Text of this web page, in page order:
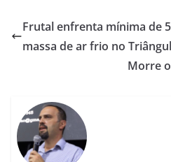
Frutal enfrenta mínima de
massa de ar frio no
Morre